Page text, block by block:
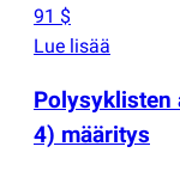
91 $
Lue lisää
Polysyklisten
4) määritys